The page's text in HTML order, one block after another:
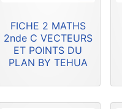
FICHE 2 MATHS
2nde C VECTEURS
ET POINTS DU
PLAN BY TEHUA